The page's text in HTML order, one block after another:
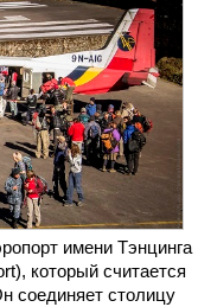
имени Тэнцинга
который считается
соединяет столицу